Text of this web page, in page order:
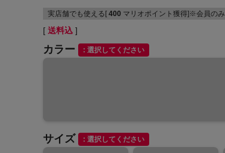
実店舗でも使える[ 400 マリオポイント獲得]※会員のみ
送料込
カラー 選択してください
サイズ 選択してください